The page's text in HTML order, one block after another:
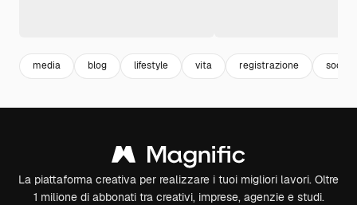
media blog lifestyle vita registrazione social
La piattaforma creativa per realizzare i tuoi migliori lavori. Oltre
1 milione di abbonati tra creativi, imprese, agenzie e studi.